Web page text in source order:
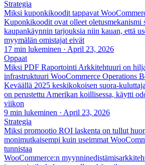
Strategia
Miksi kuponkikoodit tappavat
Kuponkikoodit ovat olleet oletusmekanismi
kaupankäynnin tarjouksia niin kauan, että
myymälän omistajat eivät
17 min lukeminen · April 23, 2026
Oppaat
Miksi PDF Raportointi Arkkitehtuuri on
infrastruktuuri WooCommerce Operations
Keväällä 2025 keskikokoisen suora-
on perustettu Amerikan koillisessa, käytti
viikon
9 min lukeminen · April 23, 2026
Strategia
Miksi promootio ROI laskenta on tullut
monimutkaisempi kuin useimmat
tunnistaa
WooCommerce:n